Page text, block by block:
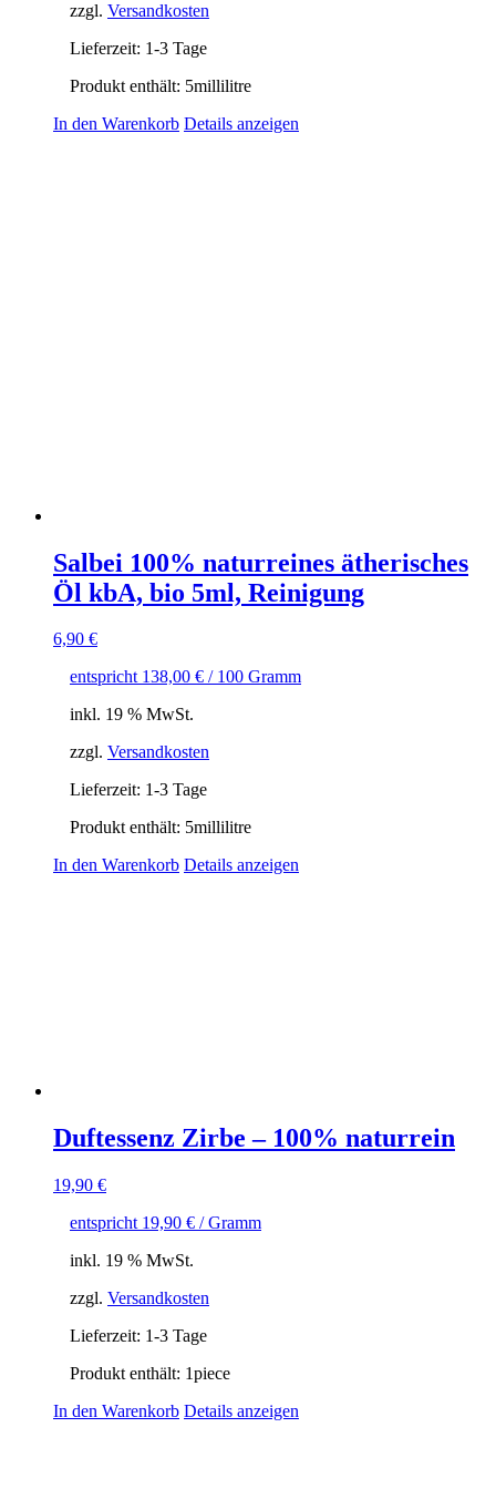
zzgl. Versandkosten
Lieferzeit: 1-3 Tage
Produkt enthält: 5millilitre
In den Warenkorb Details anzeigen
Salbei 100% naturreines ätherisches
Öl kbA, bio 5ml, Reinigung
6,90 €
entspricht 138,00 € / 100 Gramm
inkl. 19 % MwSt.
zzgl. Versandkosten
Lieferzeit: 1-3 Tage
Produkt enthält: 5millilitre
In den Warenkorb Details anzeigen
Duftessenz Zirbe – 100% naturrein
19,90 €
entspricht 19,90 € / Gramm
inkl. 19 % MwSt.
zzgl. Versandkosten
Lieferzeit: 1-3 Tage
Produkt enthält: 1piece
In den Warenkorb Details anzeigen